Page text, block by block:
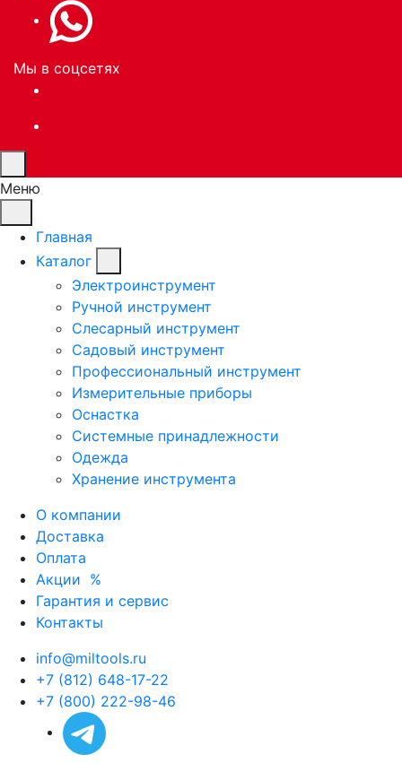
Мы в соцсетях
Меню
Главная
Каталог
Электроинструмент
Ручной инструмент
Слесарный инструмент
Садовый инструмент
Профессиональный инструмент
Измерительные приборы
Оснастка
Системные принадлежности
Одежда
Хранение инструмента
О компании
Доставка
Оплата
Акции %
Гарантия и сервис
Контакты
info@miltools.ru
+7 (812) 648-17-22
+7 (800) 222-98-46